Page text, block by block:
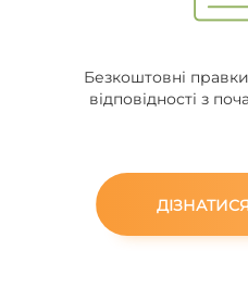
Безкоштовні
відповідності з